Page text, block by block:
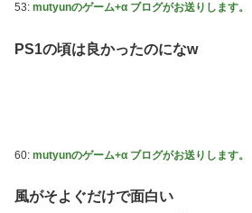
53: mutyunのゲーム+α ブログがお送りします。
PS1の頃は良かったのになw
60: mutyunのゲーム+α ブログがお送りします。
風がそよぐだけで面白い